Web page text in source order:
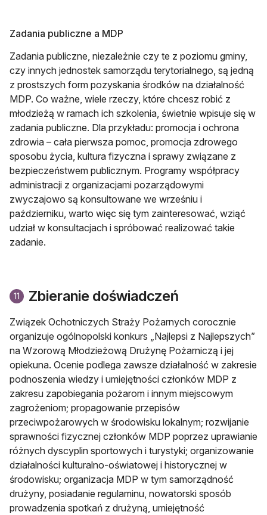
Zadania publiczne a MDP
Zadania publiczne, niezależnie czy te z poziomu gminy,
czy innych jednostek samorządu terytorialnego, są jedną
z prostszych form pozyskania środków na działalność
MDP. Co ważne, wiele rzeczy, które chcesz robić z
młodzieżą w ramach ich szkolenia, świetnie wpisuje się w
zadania publiczne. Dla przykładu: promocja i ochrona
zdrowia – cała pierwsza pomoc, promocja zdrowego
sposobu życia, kultura fizyczna i sprawy związane z
bezpieczeństwem publicznym. Programy współpracy
administracji z organizacjami pozarządowymi
zwyczajowo są konsultowane we wrześniu i
październiku, warto więc się tym zainteresować, wziąć
udział w konsultacjach i spróbować realizować takie
zadanie.
11 Zbieranie doświadczeń
Związek Ochotniczych Straży Pożarnych corocznie
organizuje ogólnopolski konkurs „Najlepsi z Najlepszych”
na Wzorową Młodzieżową Drużynę Pożarniczą i jej
opiekuna. Ocenie podlega zawsze działalność w zakresie
podnoszenia wiedzy i umiejętności członków MDP z
zakresu zapobiegania pożarom i innym miejscowym
zagrożeniom; propagowanie przepisów
przeciwpożarowych w środowisku lokalnym; rozwijanie
sprawności fizycznej członków MDP poprzez uprawianie
różnych dyscyplin sportowych i turystyki; organizowanie
działalności kulturalno-oświatowej i historycznej w
środowisku; organizacja MDP w tym samorządność
drużyny, posiadanie regulaminu, nowatorski sposób
prowadzenia spotkań z drużyną, umiejętność